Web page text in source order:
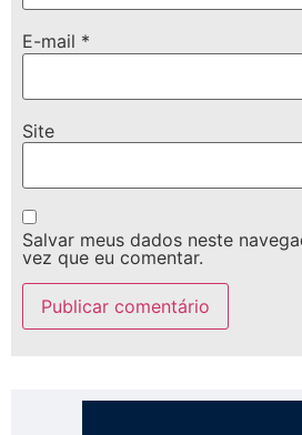
E-mail *
Site
Salvar meus dados neste
vez que eu comentar.